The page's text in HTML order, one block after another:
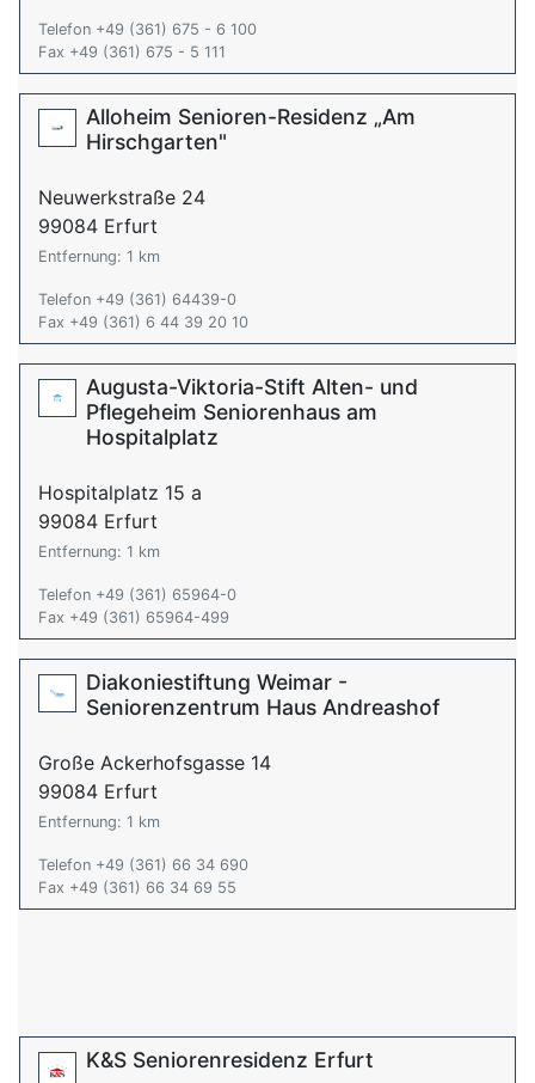
Telefon +49 (361) 675 - 6 100
Fax +49 (361) 675 - 5 111
Alloheim Senioren-Residenz „Am
Hirschgarten"
Neuwerkstraße 24
99084 Erfurt
Entfernung: 1 km
Telefon +49 (361) 64439-0
Fax +49 (361) 6 44 39 20 10
Augusta-Viktoria-Stift Alten- und
Pflegeheim Seniorenhaus am
Hospitalplatz
Hospitalplatz 15 a
99084 Erfurt
Entfernung: 1 km
Telefon +49 (361) 65964-0
Fax +49 (361) 65964-499
Diakoniestiftung Weimar -
Seniorenzentrum Haus Andreashof
Große Ackerhofsgasse 14
99084 Erfurt
Entfernung: 1 km
Telefon +49 (361) 66 34 690
Fax +49 (361) 66 34 69 55
K&S Seniorenresidenz Erfurt